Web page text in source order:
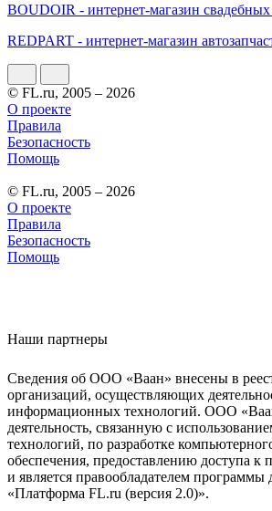
BOUDOIR - интернет-магазин свадебных
REDPART - интернет-магазин
© FL.ru, 2005 – 2026
О проекте
Правила
Безопасность
Помощь
© FL.ru, 2005 – 2026
О проекте
Правила
Безопасность
Помощь
Наши партнеры
Сведения об ООО «Ваан» внесены в
организаций, осуществляющих
информационных технологий. ООО
деятельность, связанную с
технологий, по разработке
обеспечения, предоставлению доступа
и является правообладателем
«Платформа FL.ru (версия 2.0)».